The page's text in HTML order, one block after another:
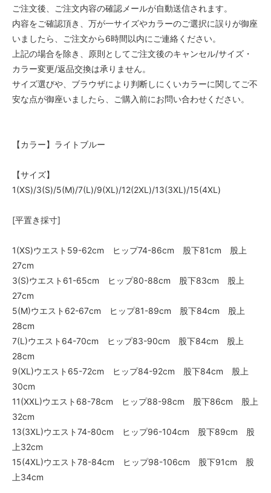
ご注文後、ご注文内容の確認メールが自動送信されます。
内容をご確認頂き、万が一サイズやカラーのご選択に誤りが御座
いましたら、ご注文から6時間以内にご連絡ください。
上記の場合を除き、原則としてご注文後のキャンセル/サイズ・
カラー変更/返品交換は承りません。
サイズ選びや、ブラウザにより判断しにくいカラーに関してご不
安な点が御座いましたら、ご購入前にお問い合わせください。
【カラー】ライトブルー
【サイズ】
1(XS)/3(S)/5(M)/7(L)/9(XL)/12(2XL)/13(3XL)/15(4XL)
[平置き採寸]
1(XS)ウエスト59-62cm ヒップ74-86cm 股下81cm 股上
27cm
3(S)ウエスト61-65cm ヒップ80-88cm 股下83cm 股上
27cm
5(M)ウエスト62-67cm ヒップ81-89cm 股下84cm 股上
28cm
7(L)ウエスト64-70cm ヒップ83-90cm 股下84cm 股上
28cm
9(XL)ウエスト65-72cm ヒップ84-92cm 股下84cm 股上
30cm
11(XXL)ウエスト68-78cm ヒップ88-98cm 股下86cm 股上
32cm
13(3XL)ウエスト74-80cm ヒップ96-104cm 股下89cm 股
上32cm
15(4XL)ウエスト78-84cm ヒップ98-106cm 股下91cm 股
上34cm